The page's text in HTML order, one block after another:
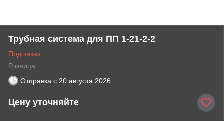
Трубная система для ПП 1-21-2-2
Под заказ
Розница
Отправка с 20 августа 2026
Цену уточняйте